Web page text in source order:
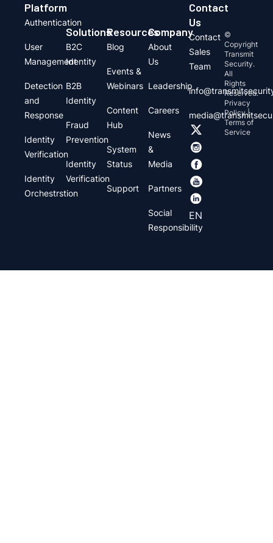
Platform
Authentication
User
Management
Detection
and
Response
Identity
Verification
Identity
Orchestrstion
Solutions
B2C
Identity
B2B
Identity
Fraud
Prevention
Identity
Verification
Resources
Blog
Events &
Webinars
Content
Hub
System
Status
Support
Company
About
Us
Leadership
Careers
News
&
Media
Partners
Social
Responsibility
Contact
Us
Contact
Sales
Team
EN
©
Copyright
Transmit
Security.
All
Rights
Reserved.
Privacy
Policy |
Terms of
Service